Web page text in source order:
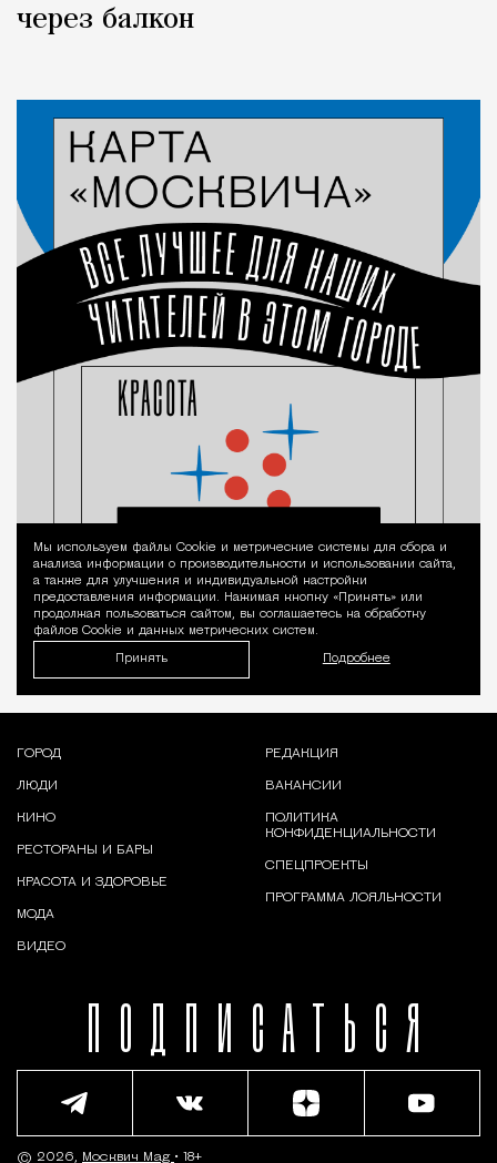
через балкон
Уведомление
Мы используем файлы Сookie и метрические системы для сбора и
анализа информации о производительности и использовании сайта,
а также для улучшения и индивидуальной настройки
предоставления информации. Нажимая кнопку «Принять» или
продолжая пользоваться сайтом, вы соглашаетесь на обработку
файлов Cookie и данных метрических систем.
Принять Подробнее
ПОДПИСАТЬСЯ
ГОРОД
ЛЮДИ
КИНО
РЕСТОРАНЫ И БАРЫ
КРАСОТА И ЗДОРОВЬЕ
МОДА
ВИДЕО
РЕДАКЦИЯ
ВАКАНСИИ
ПОЛИТИКА
КОНФИДЕНЦИАЛЬНОСТИ
СПЕЦПРОЕКТЫ
ПРОГРАММА ЛОЯЛЬНОСТИ
© 2026, Москвич Mag • 18+